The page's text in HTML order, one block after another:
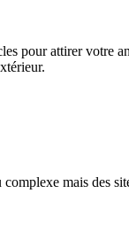
pour attirer votre
mais des